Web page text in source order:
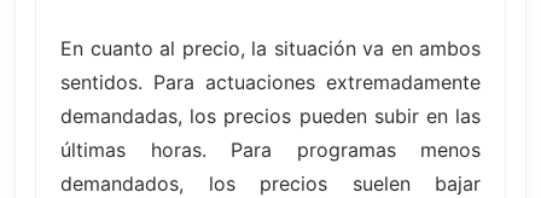
En cuanto al precio, la situación va en ambos
sentidos. Para actuaciones extremadamente
demandadas, los precios pueden subir en las
últimas horas. Para programas menos
demandados, los precios suelen bajar